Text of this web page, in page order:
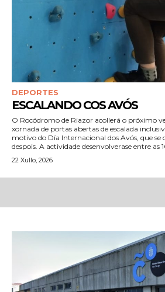
DEPORTES
ESCALANDO COS AVÓS
O Rocódromo de Riazor acollerá o próximo
xornada de portas abertas de escalada
motivo do Día Internacional dos Avós, que se
despois. A actividade desenvolverase entre as
22 Xullo, 2026